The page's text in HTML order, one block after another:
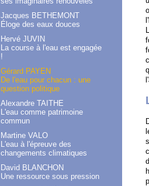
Jacques BETHEMONT
Éloge des eaux douces
Hervé JUVIN
La course à l'eau est engagée
!
Gérard PAYEN
De l'eau pour chacun : une
question politique
Alexandre TAITHE
L'eau comme patrimoine
commun
Martine VALO
L'eau à l'épreuve des
changements climatiques
David BLANCHON
Une ressource sous pression